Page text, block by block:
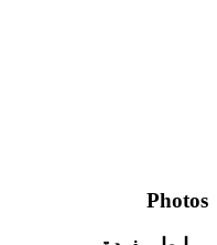
Photos